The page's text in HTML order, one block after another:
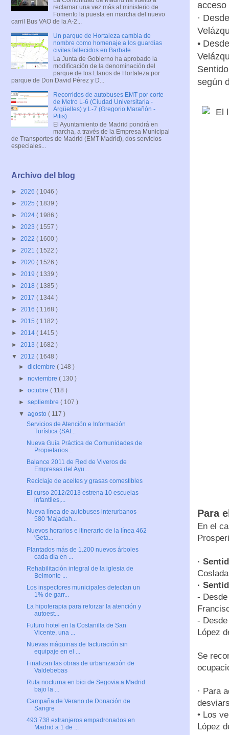
acceso
·
•
según
Para
En el
·
·
-
-
López
Se
· Para
• Los
López
reclamar una vez más al ministerio de
Fomento la puesta en marcha del nuevo
carril Bus VAO de la A-2...
Un parque de Hortaleza cambia de
nombre como homenaje a los guardias
civiles fallecidos en Barbate
La Junta de Gobierno ha aprobado la
modificación de la denominación del
parque de los Llanos de Hortaleza por
parque de Don David Pérez y D...
Recorridos de autobuses EMT por corte
de Metro L-6 (Ciudad Universitaria -
Argüelles) y L-7 (Gregorio Marañón -
Pitis)
El Ayuntamiento de Madrid pondrá en
marcha, a través de la Empresa Municipal
de Transportes de Madrid (EMT Madrid), dos servicios
especiales...
Archivo del blog
► 2026 ( 1046 )
► 2025 ( 1839 )
► 2024 ( 1986 )
► 2023 ( 1557 )
► 2022 ( 1600 )
► 2021 ( 1522 )
► 2020 ( 1526 )
► 2019 ( 1339 )
► 2018 ( 1385 )
► 2017 ( 1344 )
► 2016 ( 1168 )
► 2015 ( 1182 )
► 2014 ( 1415 )
► 2013 ( 1682 )
▼ 2012 ( 1648 )
►diciembre( 148 )
►noviembre( 130 )
►octubre( 118 )
►septiembre( 107 )
▼agosto( 117 )
Servicios de Atención e Información
Turística (SAI...
Nueva Guía Práctica de Comunidades de
Propietarios...
Balance 2011 de Red de Viveros de
Empresas del Ayu...
Reciclaje de aceites y grasas comestibles
El curso 2012/2013 estrena 10 escuelas
infantiles,...
Nueva línea de autobuses interurbanos
580 'Majadah...
Nuevos horarios e itinerario de la línea 462
'Geta...
Plantados más de 1.200 nuevos árboles
cada día en ...
Rehabilitación integral de la iglesia de
Belmonte ...
Los inspectores municipales detectan un
1% de garr...
La hipoterapia para reforzar la atención y
autoest...
Futuro hotel en la Costanilla de San
Vicente, una ...
Nuevas máquinas de facturación sin
equipaje en el ...
Finalizan las obras de urbanización de
Valdebebas
Ruta nocturna en bici de Segovia a Madrid
bajo la ...
Campaña de Verano de Donación de
Sangre
493.738 extranjeros empadronados en
Madrid a 1 de ...